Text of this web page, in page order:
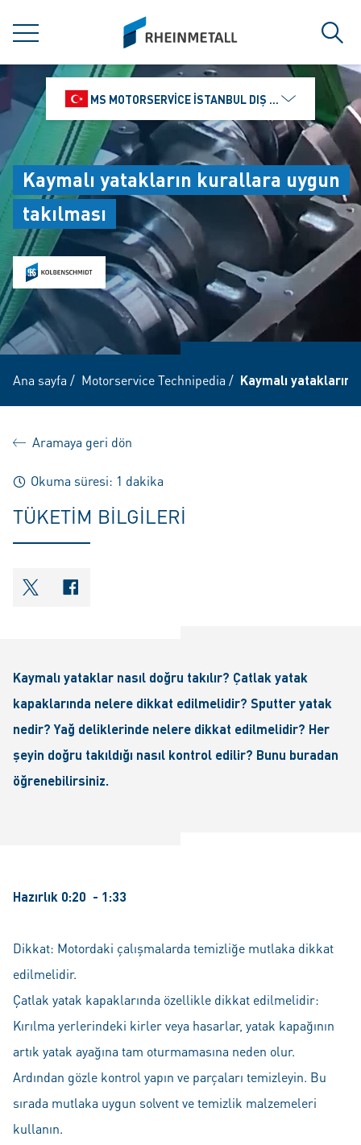
MENÜ
siteLogo
MS MOTORSERVICE İSTANBUL DIŞ TICARET VE
Kaymalı yatakların kurallara uygun
takılması
Ana sayfa / Motorservice Technipedia / Kaymalı yatakların
Aramaya geri dön
Okuma süresi: 1 dakika
TÜKETIM BILGILERI
shareOntwitter
shareOnfacebook
Kaymalı yataklar nasıl doğru takılır? Çatlak yatak
kapaklarında nelere dikkat edilmelidir? Sputter yatak
nedir? Yağ deliklerinde nelere dikkat edilmelidir? Her
şeyin doğru takıldığı nasıl kontrol edilir? Bunu buradan
öğrenebilirsiniz.
Hazırlık 0:20 - 1:33
Dikkat: Motordaki çalışmalarda temizliğe mutlaka dikkat
edilmelidir.
Çatlak yatak kapaklarında özellikle dikkat edilmelidir:
Kırılma yerlerindeki kirler veya hasarlar, yatak kapağının
artık yatak ayağına tam oturmamasına neden olur.
Ardından gözle kontrol yapın ve parçaları temizleyin. Bu
sırada mutlaka uygun solvent ve temizlik malzemeleri
kullanın.